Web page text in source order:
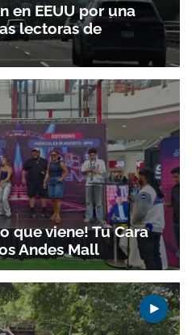
a nuestro boletín.
ACEPTAR
en EEUU por una
lectoras de
que viene! Tu Cara
Andes Mall